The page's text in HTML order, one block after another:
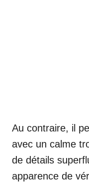
Au contraire, il
avec un calme
de détails
apparence de